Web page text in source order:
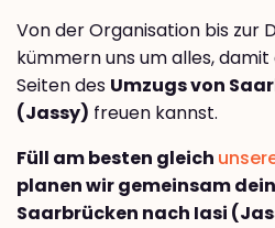
Von der Organisation bis zur
kümmern uns um alles,
Seiten des Umzugs von
(Jassy) freuen kannst.
Füll am besten gleich
planen wir gemeinsam
Saarbrücken nach Iasi